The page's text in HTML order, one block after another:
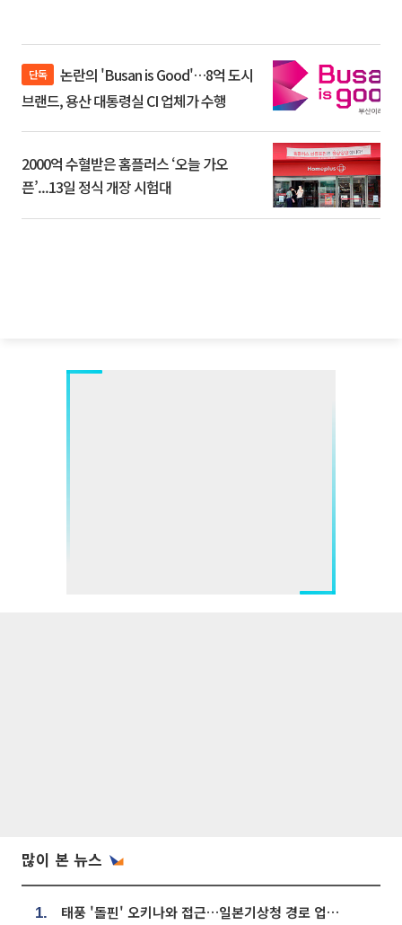
단독
브랜드, 용산 대통령실 CI 업체가 수행
2000억 수혈받은 홈플러스 ‘오늘 가오
픈’...13일 정식 개장 시험대
많이 본 뉴스
1. 태풍 '돌핀' 오키나와 접근…일본기상청 경로 업데이트